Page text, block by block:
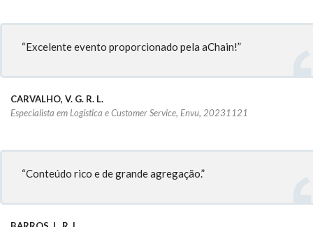
“Excelente evento proporcionado pela aChain!”
CARVALHO, V. G. R. L.
Especialista em Logística e Customer Service, Envu, 20231121
“Conteúdo rico e de grande agregação.”